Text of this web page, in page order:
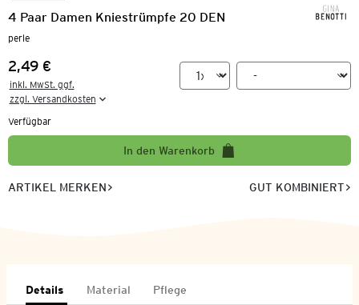
4 Paar Damen Kniestrümpfe 20 DEN
perle
Preis:
2,49 €
inkl. MwSt. ggf.
zzgl. Versandkosten
Verfügbar
In den Warenkorb
ARTIKEL MERKEN GUT KOMBINIERT
Details Material Pflege